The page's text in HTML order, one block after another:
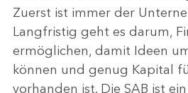
Zuerst ist immer der
Langfristig geht es darum,
ermöglichen, damit Ideen
können und genug Kapital
vorhanden ist. Die SAB ist